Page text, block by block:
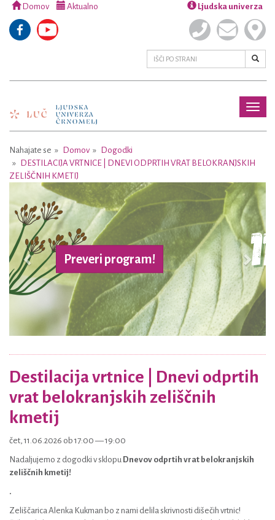
Domov Aktualno Ljudska univerza
Nahajate se Domov
Dogodki
DESTILACIJA VRTNICE | DNEVI ODPRTIH VRAT BELOKRANJSKIH
ZELIŠČNIH KMETIJ
Preveri program!
Previous Next
Destilacija vrtnice | Dnevi odprtih
vrat belokranjskih zeliščnih
kmetij
čet, 11.06.2026 ob 17:00 — 19:00
Nadaljujemo z dogodki v sklopu Dnevov odprtih vrat belokranjskih
zeliščnih kmetij!
.
Zeliščarica Alenka Kukman bo z nami delila skrivnosti dišečih vrtnic!